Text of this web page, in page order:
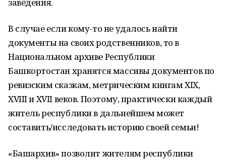
В случае если кому-то не удалось найти
документы на своих родственников, то в
Национальном архиве Республики
Башкортостан хранятся массивы документов по
ревизским сказкам, метрическим книгам XIX,
XVIII и XVII веков. Поэтому, практически каждый
житель республики в дальнейшем может
составить/исследовать историю своей семьи!
«Башархив» позволит жителям республики